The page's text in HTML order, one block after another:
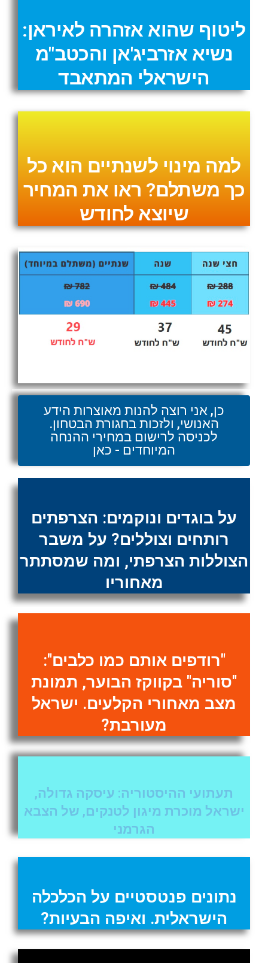
ליטוף שהוא אזהרה לאיראן:
נשיא אזרביג'אן והכטב"מ
הישראלי המתאבד
למה מינוי לשנתיים הוא כל
כך משתלם? ראו את המחיר
שיוצא לחודש
כן, אני רוצה להנות מאוצרות הידע
האנושי, ולזכות בחגורת הבטחון.
לכניסה לרישום במחירי ההנחה
המיוחדים - כאן
על בוגדים ונוקמים: הצרפתים
רותחים וצוללים? על משבר
הצוללות הצרפתי, ומה שמסתתר
מאחוריו
"רודפים אותם כמו כלבים":
"סוריה" בקווקז הבוער, תמונת
מצב מאחורי הקלעים. ישראל
מעורבת?
תעתועי ההיסטוריה: עיסקה גדולה,
ישראל מוכרת מיגון לטנקים, של הצבא
הגרמני
נתונים פנטסטיים על הכלכלה
הישראלית. ואיפה הבעיות?